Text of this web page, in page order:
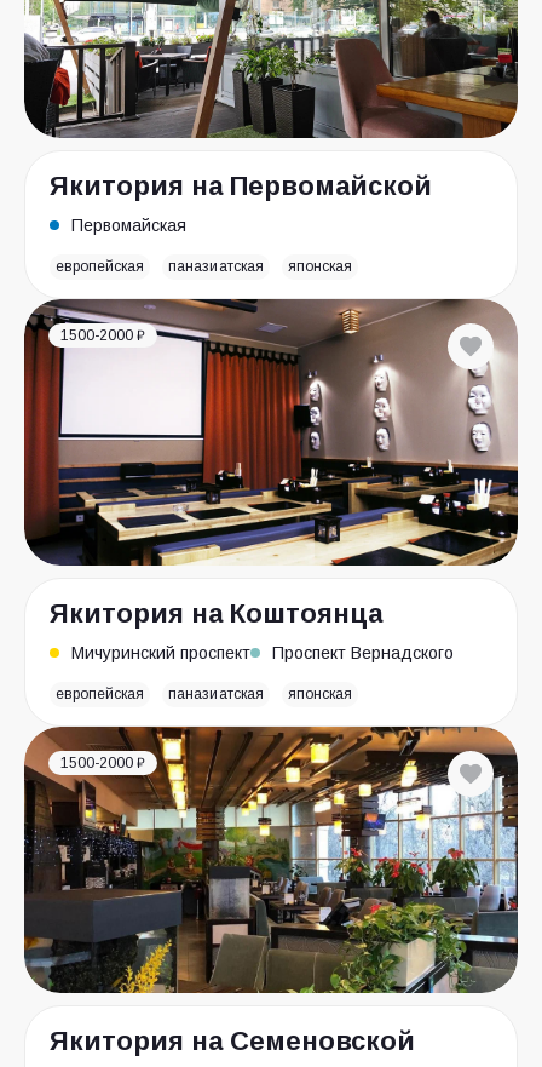
Якитория на Первомайской
Первомайская
европейская паназиатская японская
1500-2000 ₽
Якитория на Коштоянца
Мичуринский проспект Проспект Вернадского
европейская паназиатская японская
1500-2000 ₽
Якитория на Семеновской